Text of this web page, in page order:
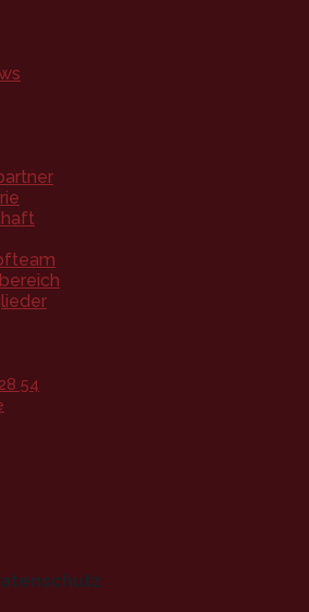
54